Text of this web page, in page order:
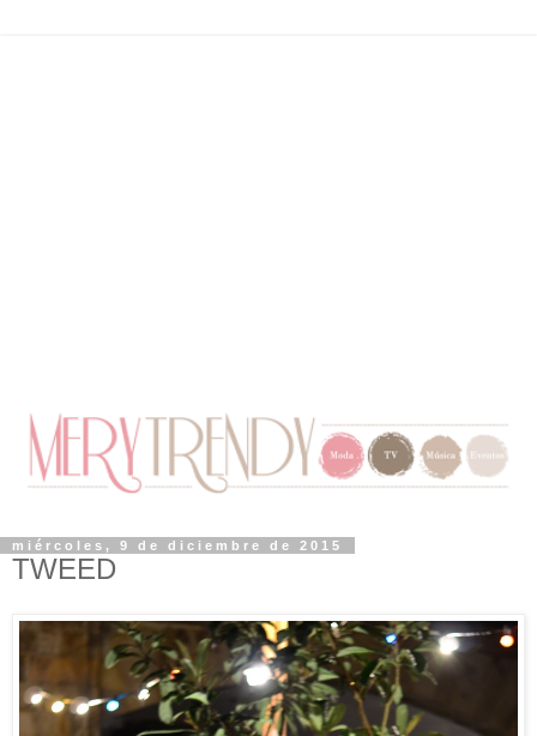
miércoles, 9 de diciembre de 2015
TWEED